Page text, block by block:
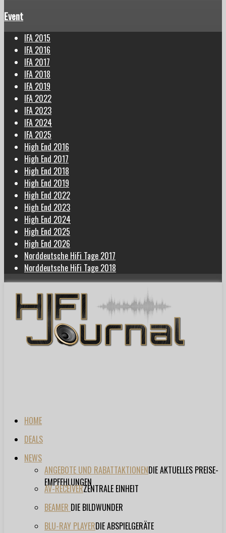
Event
IFA 2015
IFA 2016
IFA 2017
IFA 2018
IFA 2019
IFA 2022
IFA 2023
IFA 2024
IFA 2025
High End 2016
High End 2017
High End 2018
High End 2019
High End 2022
High End 2023
High End 2024
High End 2025
High End 2026
Norddeutsche HiFi Tage 2017
Norddeutsche HiFi Tage 2018
HOME
DEALS
NEWS
ANGEBOTE UND RABATTAKTIONENDIE AKTUELLES PREISE-
EMPFEHLUNGEN
AV-RECEIVERZENTRALE EINHEIT
BEAMER DIE BILDWUNDER
BLU-RAY PLAYERDIE ABSPIELGERÄTE